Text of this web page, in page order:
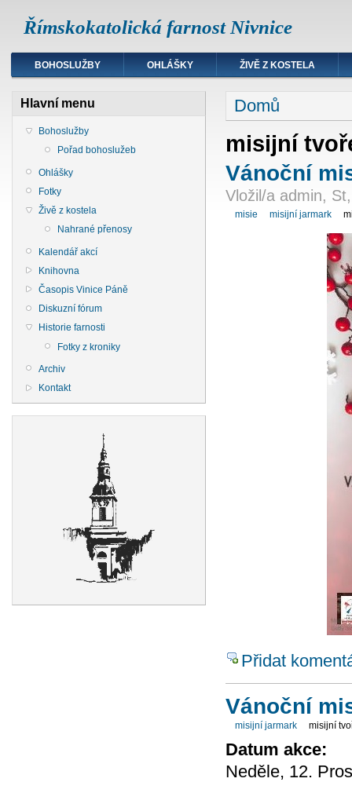
Římskokatolická farnost Nivnice
BOHOSLUŽBY OHLÁŠKY ŽIVĚ Z KOSTELA
Hlavní menu
Bohoslužby
Pořad bohoslužeb
Ohlášky
Fotky
Živě z kostela
Nahrané přenosy
Kalendář akcí
Knihovna
Časopis Vinice Páně
Diskuzní fórum
Historie farnosti
Fotky z kroniky
Archiv
Kontakt
Domů
misijní
Vánoční
Vložil/a admin,
misie misijní jarmark
Přidat
Vánoční
misijní jarmark misijní
Datum akce:
Neděle, 12.